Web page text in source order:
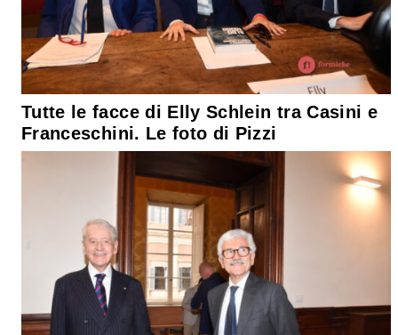
Tutte le facce di Elly Schlein tra Casini e
Franceschini. Le foto di Pizzi